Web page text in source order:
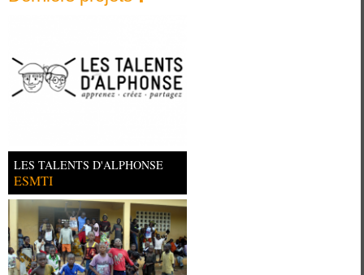
LES TALENTS D'ALPHONSE
ESMTI